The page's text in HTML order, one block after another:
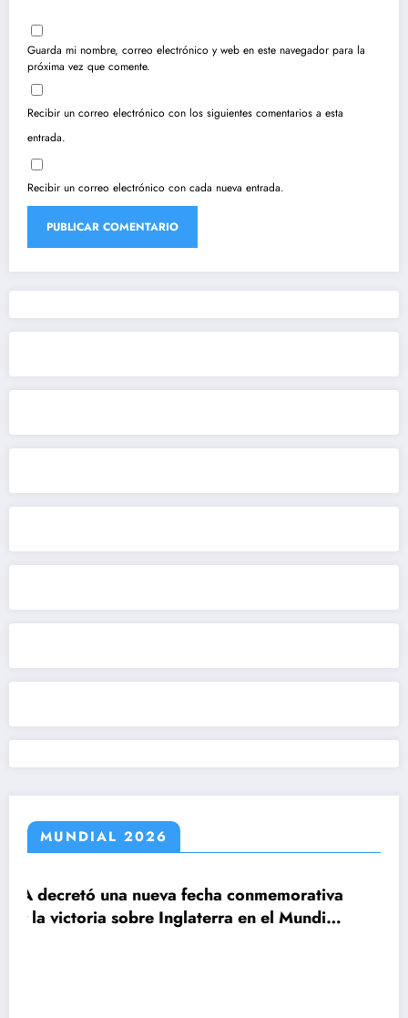
Guarda mi nombre, correo electrónico y web en este navegador para la
próxima vez que comente.
Recibir un correo electrónico con los siguientes comentarios a esta
entrada.
Recibir un correo electrónico con cada nueva entrada.
MUNDIAL 2026
conmemorativa
en el Mundial